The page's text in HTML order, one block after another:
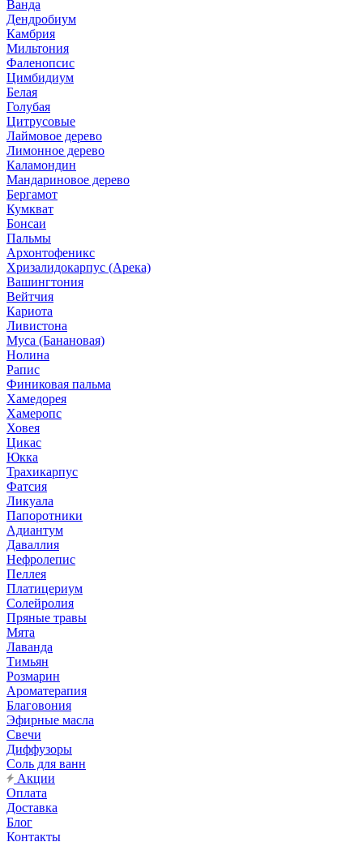
Ванда
Дендробиум
Камбрия
Мильтония
Фаленопсис
Цимбидиум
Белая
Голубая
Цитрусовые
Лаймовое дерево
Лимонное дерево
Каламондин
Мандариновое дерево
Бергамот
Кумкват
Бонсаи
Пальмы
Архонтофеникс
Хризалидокарпус (Арека)
Вашингтония
Вейтчия
Кариота
Ливистона
Муса (Банановая)
Нолина
Рапис
Финиковая пальма
Хамедорея
Хамеропс
Ховея
Цикас
Юкка
Трахикарпус
Фатсия
Ликуала
Папоротники
Адиантум
Даваллия
Нефролепис
Пеллея
Платицериум
Солейролия
Пряные травы
Мята
Лаванда
Тимьян
Розмарин
Ароматерапия
Благовония
Эфирные масла
Свечи
Диффузоры
Соль для ванн
Акции
Оплата
Доставка
Блог
Контакты